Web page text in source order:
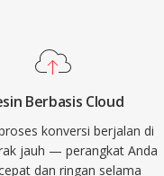
Berbasis Cloud
konversi berjalan di
jauh — perangkat Anda
dan ringan selama